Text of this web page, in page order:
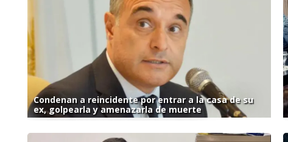
Condenan a reincidente por entrar a la casa de su
ex, golpearla y amenazarla de muerte